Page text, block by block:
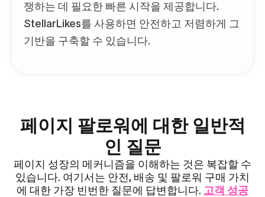
쟁하는 데 필요한 빠른 시작을 제공합니다.
StellarLikes를 사용하면 안전하고 저렴하게 그
기반을 구축할 수 있습니다.
페이지 팔로워에 대한 일반적
인 질문
페이지 성장의 메커니즘을 이해하는 것은 복잡할 수
있습니다. 여기서는 안전, 배송 및 팔로워 구매 가치
에 대한 가장 빈번한 질문에 답변합니다. 고객 성공